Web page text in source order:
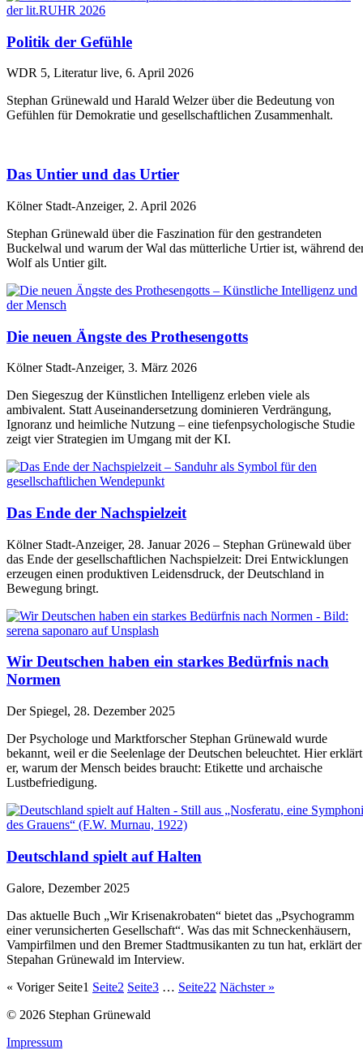
Politik der Gefühle
WDR 5, Literatur live, 6. April 2026
Stephan Grünewald und Harald Welzer über die Bedeutung von
Gefühlen für Demokratie und gesellschaftlichen Zusammenhalt.
Das Untier und das Urtier
Kölner Stadt-Anzeiger, 2. April 2026
Stephan Grünewald über die Faszination für den gestrandeten
Buckelwal und warum der Wal das mütterliche Urtier ist, während
Wolf als Untier gilt.
Die neuen Ängste des Prothesengotts
Kölner Stadt-Anzeiger, 3. März 2026
Den Siegeszug der Künstlichen Intelligenz erleben viele als
ambivalent. Statt Auseinandersetzung dominieren Verdrängung,
Ignoranz und heimliche Nutzung – eine tiefenpsychologische Studie
zeigt vier Strategien im Umgang mit der KI.
Das Ende der Nachspielzeit
Kölner Stadt-Anzeiger, 28. Januar 2026 – Stephan Grünewald über
das Ende der gesellschaftlichen Nachspielzeit: Drei Entwicklungen
erzeugen einen produktiven Leidensdruck, der Deutschland in
Bewegung bringt.
Wir Deutschen haben ein starkes Bedürfnis nach
Normen
Der Spiegel, 28. Dezember 2025
Der Psychologe und Marktforscher Stephan Grünewald wurde
bekannt, weil er die Seelenlage der Deutschen beleuchtet. Hier erklärt
er, warum der Mensch beides braucht: Etikette und archaische
Lustbefriedigung.
Deutschland spielt auf Halten
Galore, Dezember 2025
Das aktuelle Buch „Wir Krisenakrobaten“ bietet das „Psychogramm
einer verunsicherten Gesellschaft“. Was das mit Schneckenhäusern,
Vampirfilmen und den Bremer Stadtmusikanten zu tun hat, erklärt der
Stepahan Grünewald im Interview.
« Voriger Seite1 Seite2 Seite3 … Seite22 Nächster »
© 2026 Stephan Grünewald
Impressum